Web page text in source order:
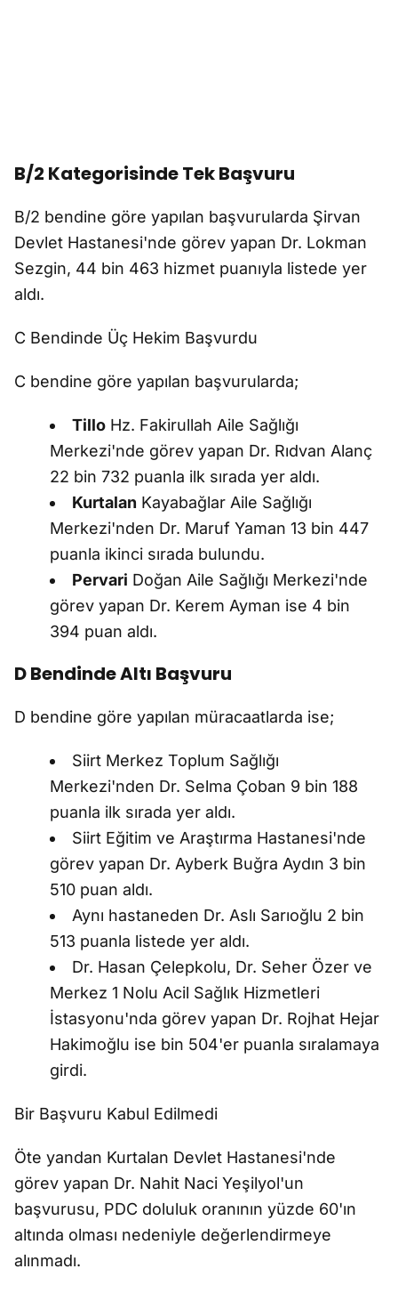
B/2 Kategorisinde Tek Başvuru
B/2 bendine göre yapılan başvurularda Şirvan
Devlet Hastanesi'nde görev yapan Dr. Lokman
Sezgin, 44 bin 463 hizmet puanıyla listede yer
aldı.
C Bendinde Üç Hekim Başvurdu
C bendine göre yapılan başvurularda;
Tillo Hz. Fakirullah Aile Sağlığı
Merkezi'nde görev yapan Dr. Rıdvan Alanç
22 bin 732 puanla ilk sırada yer aldı.
Kurtalan Kayabağlar Aile Sağlığı
Merkezi'nden Dr. Maruf Yaman 13 bin 447
puanla ikinci sırada bulundu.
Pervari Doğan Aile Sağlığı Merkezi'nde
görev yapan Dr. Kerem Ayman ise 4 bin
394 puan aldı.
D Bendinde Altı Başvuru
D bendine göre yapılan müracaatlarda ise;
Siirt Merkez Toplum Sağlığı
Merkezi'nden Dr. Selma Çoban 9 bin 188
puanla ilk sırada yer aldı.
Siirt Eğitim ve Araştırma Hastanesi'nde
görev yapan Dr. Ayberk Buğra Aydın 3 bin
510 puan aldı.
Aynı hastaneden Dr. Aslı Sarıoğlu 2 bin
513 puanla listede yer aldı.
Dr. Hasan Çelepkolu, Dr. Seher Özer ve
Merkez 1 Nolu Acil Sağlık Hizmetleri
İstasyonu'nda görev yapan Dr. Rojhat Hejar
Hakimoğlu ise bin 504'er puanla sıralamaya
girdi.
Bir Başvuru Kabul Edilmedi
Öte yandan Kurtalan Devlet Hastanesi'nde
görev yapan Dr. Nahit Naci Yeşilyol'un
başvurusu, PDC doluluk oranının yüzde 60'ın
altında olması nedeniyle değerlendirmeye
alınmadı.